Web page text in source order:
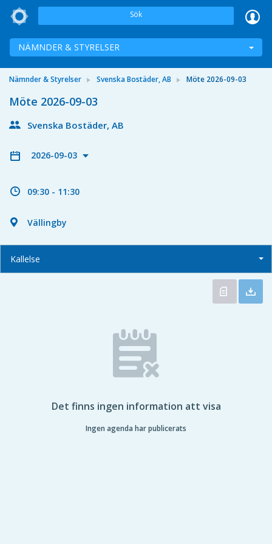
Sök
NÄMNDER & STYRELSER
Nämnder & Styrelser Svenska Bostäder, AB Möte 2026-09-03
Möte 2026-09-03
Svenska Bostäder, AB
2026-09-03
09:30 - 11:30
Vällingby
Kallelse
Det finns ingen information att visa
Ingen agenda har publicerats